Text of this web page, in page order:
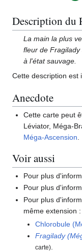
Description du
La main la plus
fleur de
à l'état sauvage.
Cette description est
Anecdote
Cette carte peut
Léviator, Méga-
Méga-Ascension.
Voir aussi
Pour plus
Pour plus
Pour plus
même extension :
Chlorobule
Fragilady
carte).